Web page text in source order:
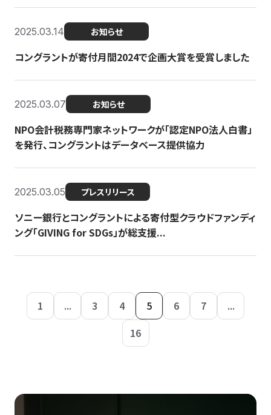
2025.03.14 お知らせ
コングラントが寄付月間2024で企画大賞を受賞しました
2025.03.07 お知らせ
NPO会計税務専門家ネットワークが「認定NPO法人白書」
を発行、コングラントはデータベース提供協力
2025.03.05 プレスリリース
ソニー銀行とコングラントによる寄付型クラウドファンディ
ング「GIVING for SDGs」が総支援...
1 ... 3 4 5 6 7
...
16